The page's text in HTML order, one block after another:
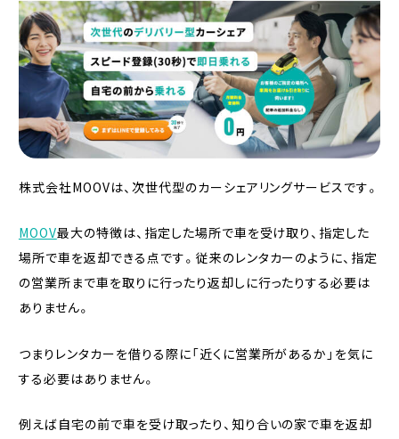
株式会社MOOVは、次世代型のカーシェアリングサービスです。
MOOV最大の特徴は、指定した場所で車を受け取り、指定した
場所で車を返却できる点です。従来のレンタカーのように、指定
の営業所まで車を取りに行ったり返却しに行ったりする必要は
ありません。
つまりレンタカーを借りる際に「近くに営業所があるか」を気に
する必要はありません。
例えば自宅の前で車を受け取ったり、知り合いの家で車を返却